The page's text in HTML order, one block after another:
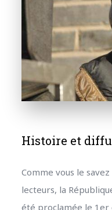
Histoire et
Comme vous le
lecteurs, la
été proclamée le 1er